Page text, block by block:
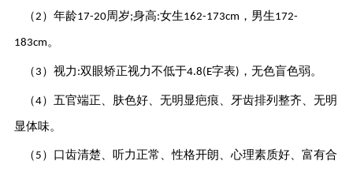
（2 ）年龄17-20周岁;身高:女生162-173cm ，男生172-
183cm 。
（ 3 ）视力 :双眼矫正视力不低于4.8(E字表) ，无色盲色弱。
（4）五官端正、肤色好、无明显疤痕、牙齿排列整齐、无明
显体味。
（ 5 ）口齿清楚、听力正常、性格开朗、心理素质好、富有合